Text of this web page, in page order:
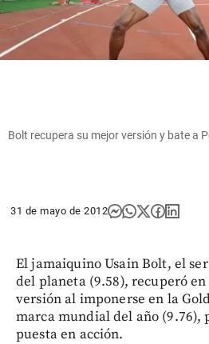
Bolt recupera su mejor versión y bate a
31 de mayo de 2012
El jamaiquino Usain Bolt, el
del planeta (9.58), recuperó
versión al imponerse en la
marca mundial del año (9.76),
puesta en acción.